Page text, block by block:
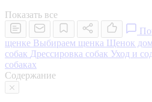
Показать все
щенке Выбираем щенка Щенок
собак Дрессировка собак Уход и
собаках
Содержание